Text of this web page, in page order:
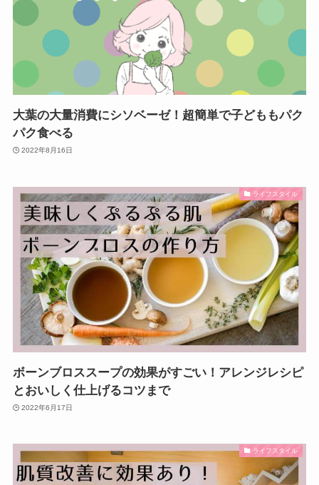
大葉の大量消費にシソベーゼ！超簡単で子どももパク
パク食べる
2022年8月16日
ライフスタイル
ボーンブロススープの効果がすごい！アレンジレシピ
とおいしく仕上げるコツまで
2022年6月17日
ライフスタイル